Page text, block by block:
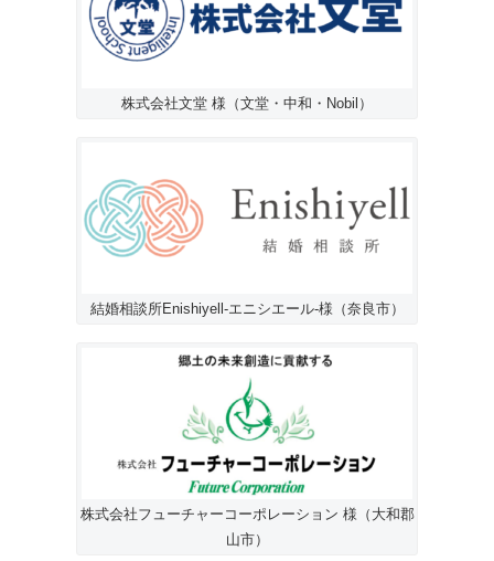
株式会社文堂 様（文堂・中和・Nobil）
結婚相談所Enishiyell-エニシエール-様（奈良市）
株式会社フューチャーコーポレーション 様（大和郡
山市）